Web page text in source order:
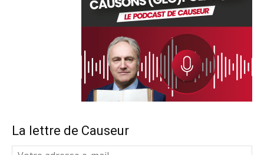
La lettre de Causeur